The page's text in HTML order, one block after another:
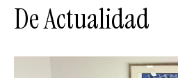
De Actualidad